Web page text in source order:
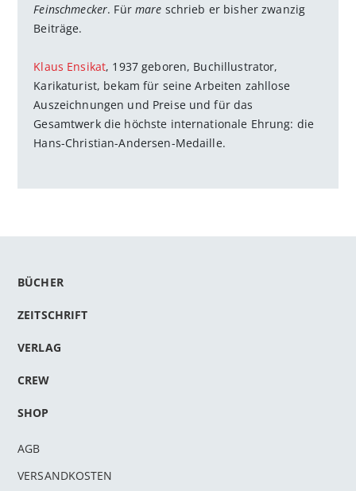
Feinschmecker. Für mare schrieb er bisher zwanzig
Beiträge.
Klaus Ensikat, 1937 geboren, Buchillustrator,
Karikaturist, bekam für seine Arbeiten zahllose
Auszeichnungen und Preise und für das
Gesamtwerk die höchste internationale Ehrung: die
Hans-Christian-Andersen-Medaille.
BÜCHER
ZEITSCHRIFT
VERLAG
CREW
SHOP
AGB
VERSANDKOSTEN